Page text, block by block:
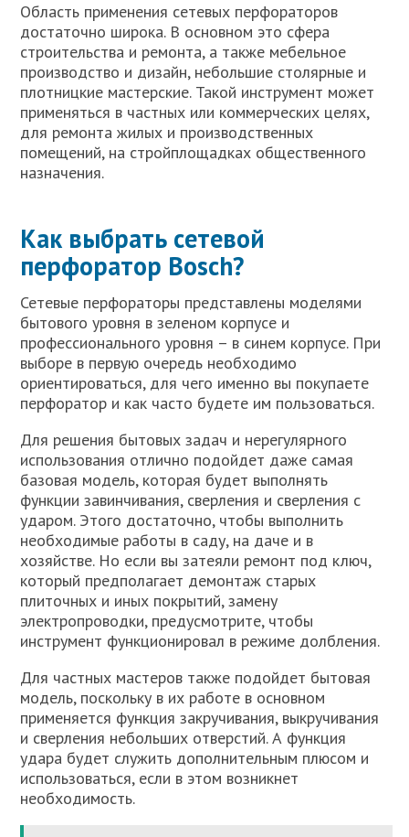
Область применения сетевых перфораторов
достаточно широка. В основном это сфера
строительства и ремонта, а также мебельное
производство и дизайн, небольшие столярные и
плотницкие мастерские. Такой инструмент может
применяться в частных или коммерческих целях,
для ремонта жилых и производственных
помещений, на стройплощадках общественного
назначения.
Как выбрать сетевой
перфоратор Bosch?
Сетевые перфораторы представлены моделями
бытового уровня в зеленом корпусе и
профессионального уровня – в синем корпусе. При
выборе в первую очередь необходимо
ориентироваться, для чего именно вы покупаете
перфоратор и как часто будете им пользоваться.
Для решения бытовых задач и нерегулярного
использования отлично подойдет даже самая
базовая модель, которая будет выполнять
функции завинчивания, сверления и сверления с
ударом. Этого достаточно, чтобы выполнить
необходимые работы в саду, на даче и в
хозяйстве. Но если вы затеяли ремонт под ключ,
который предполагает демонтаж старых
плиточных и иных покрытий, замену
электропроводки, предусмотрите, чтобы
инструмент функционировал в режиме долбления.
Для частных мастеров также подойдет бытовая
модель, поскольку в их работе в основном
применяется функция закручивания, выкручивания
и сверления небольших отверстий. А функция
удара будет служить дополнительным плюсом и
использоваться, если в этом возникнет
необходимость.